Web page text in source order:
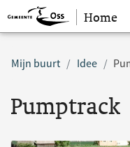
Sla navigatie over
Home
Mijn buurt Idee
Pumptrack